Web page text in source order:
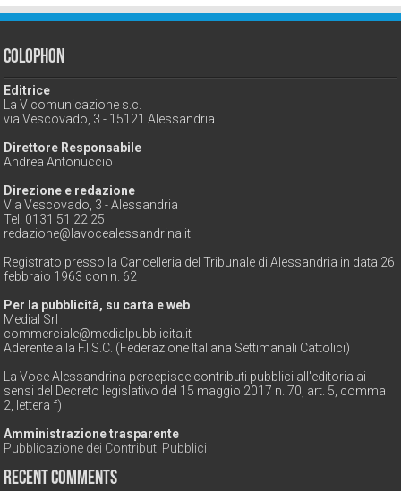
Colophon
Editrice
La V comunicazione s.c.
via Vescovado, 3 - 15121 Alessandria
Direttore Responsabile
Andrea Antonuccio
Direzione e redazione
Via Vescovado, 3 - Alessandria
Tel. 0131 51 22 25
redazione@lavocealessandrina.it
Registrato presso la Cancelleria del Tribunale di Alessandria in data 26
febbraio 1963 con n. 62
Per la pubblicità, su carta e web
Medial Srl
commerciale@medialpubblicita.it
Aderente alla F.I.S.C. (Federazione Italiana Settimanali Cattolici)
La Voce Alessandrina percepisce contributi pubblici all'editoria ai
sensi del Decreto legislativo del 15 maggio 2017 n. 70, art. 5, comma
2, lettera f)
Amministrazione trasparente
Pubblicazione dei Contributi Pubblici
Recent Comments